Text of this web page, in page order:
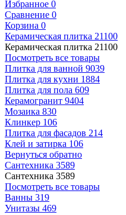
Избранное 0
Сравнение 0
Корзина 0
Керамическая плитка 21100
Керамическая плитка 21100
Посмотреть все товары
Плитка для ванной 9039
Плитка для кухни 1884
Плитка для пола 609
Керамогранит 9404
Мозаика 830
Клинкер 106
Плитка для фасадов 214
Клей и затирка 106
Вернуться обратно
Сантехника 3589
Сантехника 3589
Посмотреть все товары
Ванны 319
Унитазы 469